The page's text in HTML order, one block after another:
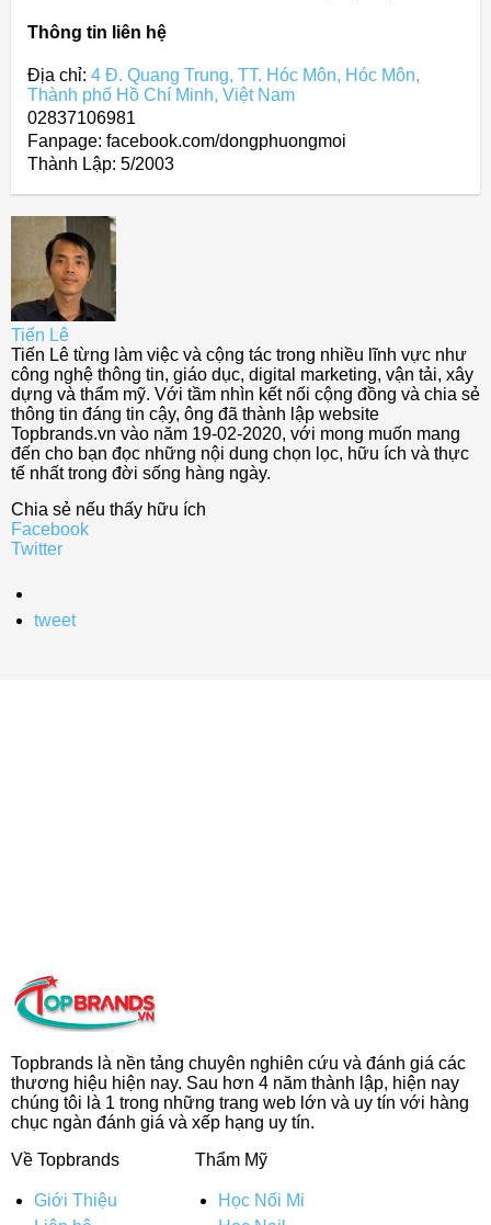
Thông tin liên hệ
Địa chỉ: 4 Đ. Quang Trung, TT. Hóc Môn, Hóc Môn,
Thành phố Hồ Chí Minh, Việt Nam
02837106981
Fanpage: facebook.com/dongphuongmoi
Thành Lập: 5/2003
Tiến Lê
Tiến Lê từng làm việc và cộng tác trong nhiều lĩnh vực như
công nghệ thông tin, giáo dục, digital marketing, vận tải, xây
dựng và thẩm mỹ. Với tầm nhìn kết nối cộng đồng và chia sẻ
thông tin đáng tin cậy, ông đã thành lập website
Topbrands.vn vào năm 19-02-2020, với mong muốn mang
đến cho bạn đọc những nội dung chọn lọc, hữu ích và thực
tế nhất trong đời sống hàng ngày.
Chia sẻ nếu thấy hữu ích
Facebook
Twitter
tweet
Topbrands là nền tảng chuyên nghiên cứu và đánh giá các
thương hiệu hiện nay. Sau hơn 4 năm thành lập, hiện nay
chúng tôi là 1 trong những trang web lớn và uy tín với hàng
chục ngàn đánh giá và xếp hạng uy tín.
Về Topbrands
Giới Thiệu
Thẩm Mỹ
Học Nối Mi